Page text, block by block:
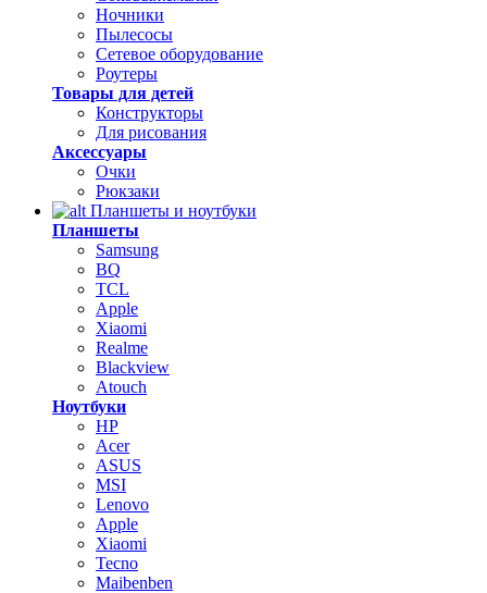
Ночники
Пылесосы
Сетевое оборудование
Роутеры
Товары для детей
Конструкторы
Для рисования
Аксессуары
Очки
Рюкзаки
Планшеты и ноутбуки
Планшеты
Samsung
BQ
TCL
Apple
Xiaomi
Realme
Blackview
Atouch
Ноутбуки
HP
Acer
ASUS
MSI
Lenovo
Apple
Xiaomi
Tecno
Maibenben